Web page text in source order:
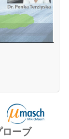
ローブ